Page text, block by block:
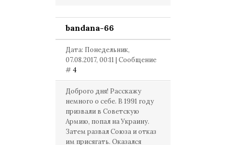
bandana-66
Дата: Понедельник,
07.08.2017, 00:11 | Сообщение
#4
Доброго дня! Расскажу
немного о себе. В 1991 году
призвали в Советскую
Армию, попал на Украину.
Затем развал Союза и отказ
им присягать. Оказался